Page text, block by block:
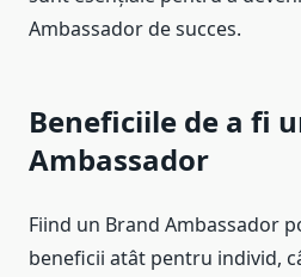
Ambassador de succes.
Beneficiile de a fi
Ambassador
Fiind un Brand Ambassador
beneficii atât pentru individ,